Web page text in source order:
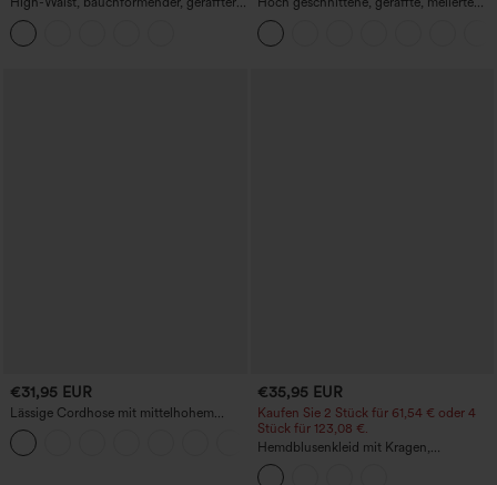
Midirock mit geschwungenem Saum, 2-
in-1 Fleece/PU, lässig
Yoga-Pedal-Pusher-Joggers mit
Taschen
€31,95 EUR
Lässige Cordhose mit mittelhohem
Bund, Reißverschluss und Seitentaschen
+7
€35,95 EUR
Kaufen Sie 2 Stück für 61,54 € oder 4
Stück für 123,08 €.
Hemdblusenkleid mit Kragen,
Kappenärmeln, Taillengürtel,
geschwungenem Schlitzsaum, Midi-